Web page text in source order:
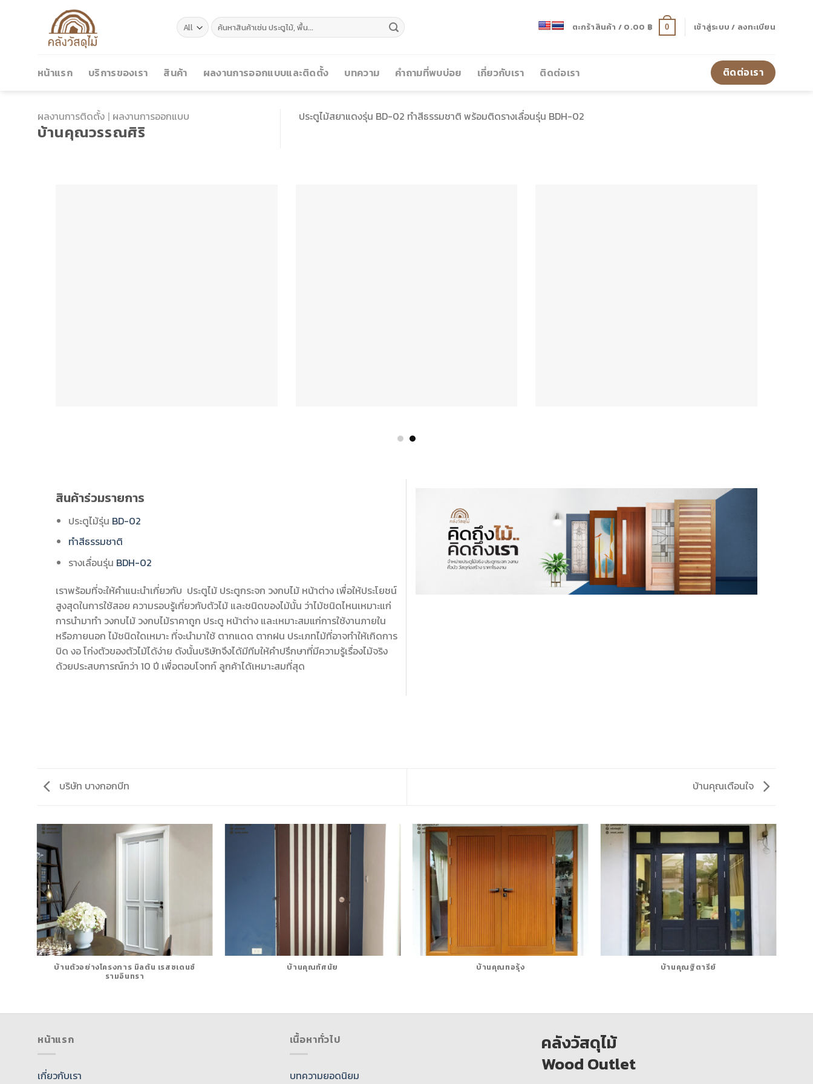
ค้นหา: ตะกร้าสินค้า / 0.00 ฿ 0 เข้าสู่ระบบ / ลงทะเบียน
หน้าแรก บริการของเรา สินค้า ผลงานการออกแบบและติดตั้ง บทความ คำถามที่พบบ่อย เกี่ยวกับเรา ติดต่อเรา ติดต่อเรา
ผลงานการติดตั้ง | ผลงานการออกแบบ
บ้านคุณวรรณศิริ
ประตูไม้สยาแดงรุ่น BD-02 ทำสีธรรมชาติ พร้อมติดรางเลื่อนรุ่น BDH-02
สินค้าร่วมรายการ
ประตูไม้รุ่น BD-02
ทำสีธรรมชาติ
รางเลื่อนรุ่น BDH-02
เราพร้อมที่จะให้คำแนะนำเกี่ยวกับ ประตูไม้ ประตูกระจก วงกบไม้ หน้าต่าง เพื่อให้ประโยชน์
สูงสุดในการใช้สอย ความรอบรู้เกี่ยวกับตัวไม้ และชนิดของไม้นั้น ว่าไม้ชนิดไหนเหมาะแก่
การนำมาทำ วงกบไม้ วงกบไม้ราคาถูก ประตู หน้าต่าง และเหมาะสมแก่การใช้งานภายใน
หรือภายนอก ไม้ชนิดใดเหมาะ ที่จะนำมาใช้ ตากแดด ตากฝน ประเภทไม้ที่อาจทำให้เกิดการ
บิด งอ โก่งตัวของตัวไม้ได้ง่าย ดังนั้นบริษัทจึงได้มีทีมให้คำปรึกษาที่มีความรู้เรื่องไม้จริง
ด้วยประสบการณ์กว่า 10 ปี เพื่อตอบโจทก์ ลูกค้าได้เหมาะสมที่สุด
บริษัท บางกอกบีท บ้านคุณเตือนใจ
บ้านตัวอย่างโครงการ มิลตัน เรสซเดนซ์
รามอินทรา
บ้านคุณทัศนัย บ้านคุณทอรุ้ง บ้านคุณฐิตารีย์
หน้าแรก
เกี่ยวกับเรา
เนื้อหาทั่วไป
บทความยอดนิยม
คลังวัสดุไม้
Wood Outlet